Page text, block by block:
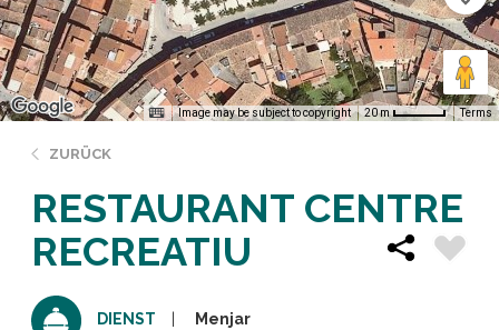
Image may be subject to copyright 20 m Terms
ZURÜCK
RESTAURANT CENTRE
RECREATIU
DIENST Menjar